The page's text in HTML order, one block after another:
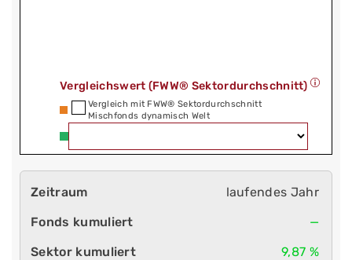
Vergleichswert (FWW® Sektordurchschnitt)
Vergleich mit FWW® Sektordurchschnitt
Mischfonds dynamisch Welt
laufendes Jahr
—
9,87 %